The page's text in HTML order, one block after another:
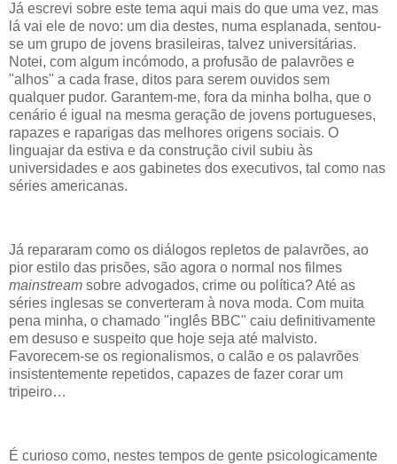
Já escrevi sobre este tema aqui mais do que uma vez, mas
lá vai ele de novo: um dia destes, numa esplanada, sentou-
se um grupo de jovens brasileiras, talvez universitárias.
Notei, com algum incómodo, a profusão de palavrões e
"alhos" a cada frase, ditos para serem ouvidos sem
qualquer pudor. Garantem-me, fora da minha bolha, que o
cenário é igual na mesma geração de jovens portugueses,
rapazes e raparigas das melhores origens sociais. O
linguajar da estiva e da construção civil subiu às
universidades e aos gabinetes dos executivos, tal como nas
séries americanas.
Já repararam como os diálogos repletos de palavrões, ao
pior estilo das prisões, são agora o normal nos filmes
mainstream sobre advogados, crime ou política? Até as
séries inglesas se converteram à nova moda. Com muita
pena minha, o chamado "inglês BBC" caiu definitivamente
em desuso e suspeito que hoje seja até malvisto.
Favorecem-se os regionalismos, o calão e os palavrões
insistentemente repetidos, capazes de fazer corar um
tripeiro…
É curioso como, nestes tempos de gente psicologicamente